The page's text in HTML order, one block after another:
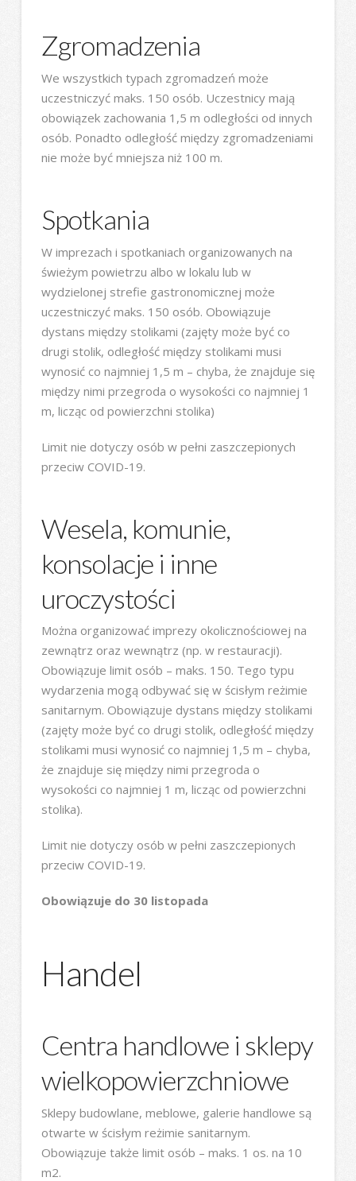
Zgromadzenia
We wszystkich typach zgromadzeń może
uczestniczyć maks. 150 osób. Uczestnicy mają
obowiązek zachowania 1,5 m odległości od innych
osób. Ponadto odległość między zgromadzeniami
nie może być mniejsza niż 100 m.
Spotkania
W imprezach i spotkaniach organizowanych na
świeżym powietrzu albo w lokalu lub w
wydzielonej strefie gastronomicznej może
uczestniczyć maks. 150 osób. Obowiązuje
dystans między stolikami (zajęty może być co
drugi stolik, odległość między stolikami musi
wynosić co najmniej 1,5 m – chyba, że znajduje się
między nimi przegroda o wysokości co najmniej 1
m, licząc od powierzchni stolika)
Limit nie dotyczy osób w pełni zaszczepionych
przeciw COVID-19.
Wesela, komunie,
konsolacje i inne
uroczystości
Można organizować imprezy okolicznościowej na
zewnątrz oraz wewnątrz (np. w restauracji).
Obowiązuje limit osób – maks. 150. Tego typu
wydarzenia mogą odbywać się w ścisłym reżimie
sanitarnym. Obowiązuje dystans między stolikami
(zajęty może być co drugi stolik, odległość między
stolikami musi wynosić co najmniej 1,5 m – chyba,
że znajduje się między nimi przegroda o
wysokości co najmniej 1 m, licząc od powierzchni
stolika).
Limit nie dotyczy osób w pełni zaszczepionych
przeciw COVID-19.
Obowiązuje do 30 listopada
Handel
Centra handlowe i sklepy
wielkopowierzchniowe
Sklepy budowlane, meblowe, galerie handlowe są
otwarte w ścisłym reżimie sanitarnym.
Obowiązuje także limit osób – maks. 1 os. na 10
m2.